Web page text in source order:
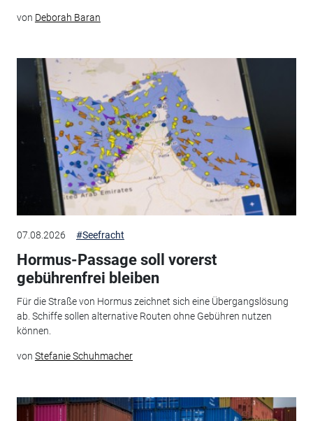
von Deborah Baran
07.08.2026 #Seefracht
Hormus-Passage soll vorerst
gebührenfrei bleiben
Für die Straße von Hormus zeichnet sich eine Übergangslösung
ab. Schiffe sollen alternative Routen ohne Gebühren nutzen
können.
von Stefanie Schuhmacher